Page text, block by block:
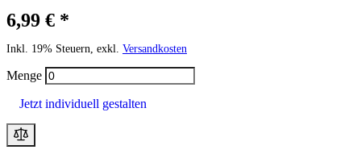
6,99 € *
Inkl. 19% Steuern, exkl. Versandkosten
Menge
Jetzt individuell gestalten